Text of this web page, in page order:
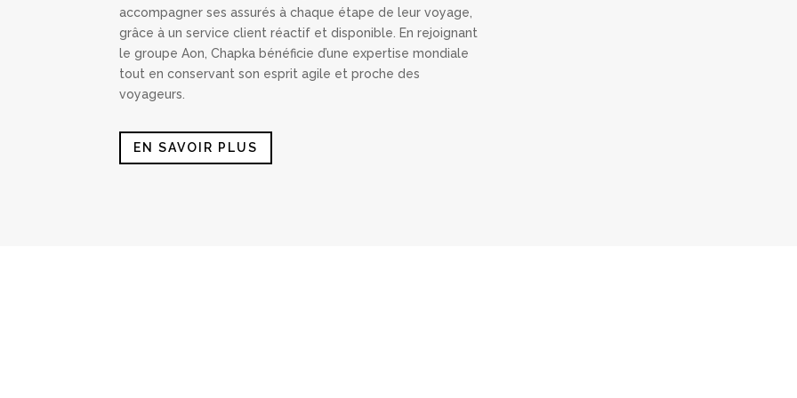
accompagner ses assurés à chaque étape de leur voyage,
grâce à un service client réactif et disponible. En rejoignant
le groupe Aon, Chapka bénéficie d’une expertise mondiale
tout en conservant son esprit agile et proche des
voyageurs.
EN SAVOIR PLUS